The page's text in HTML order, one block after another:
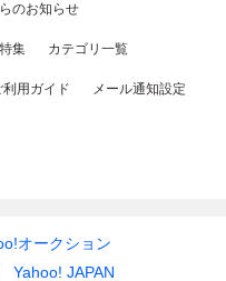
のお知らせ
集 カテゴリ一覧
用ガイド メール通知設定
オークション
Yahoo! JAPAN